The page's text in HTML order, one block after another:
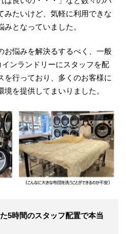
みたいけど、気軽に利用できな
となっていました。
お悩みを解決るするべく、一般
インランドリーにスタッフを配
を行っており、多くのお客様に
を提供してまいりました。
5時間のスタッフ配置で本当